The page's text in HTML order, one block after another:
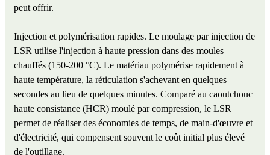
peut offrir.
Injection et polymérisation rapides. Le moulage par injection de
LSR utilise l'injection à haute pression dans des moules
chauffés (150-200 °C). Le matériau polymérise rapidement à
haute température, la réticulation s'achevant en quelques
secondes au lieu de quelques minutes. Comparé au caoutchouc
haute consistance (HCR) moulé par compression, le LSR
permet de réaliser des économies de temps, de main-d'œuvre et
d'électricité, qui compensent souvent le coût initial plus élevé
de l'outillage.